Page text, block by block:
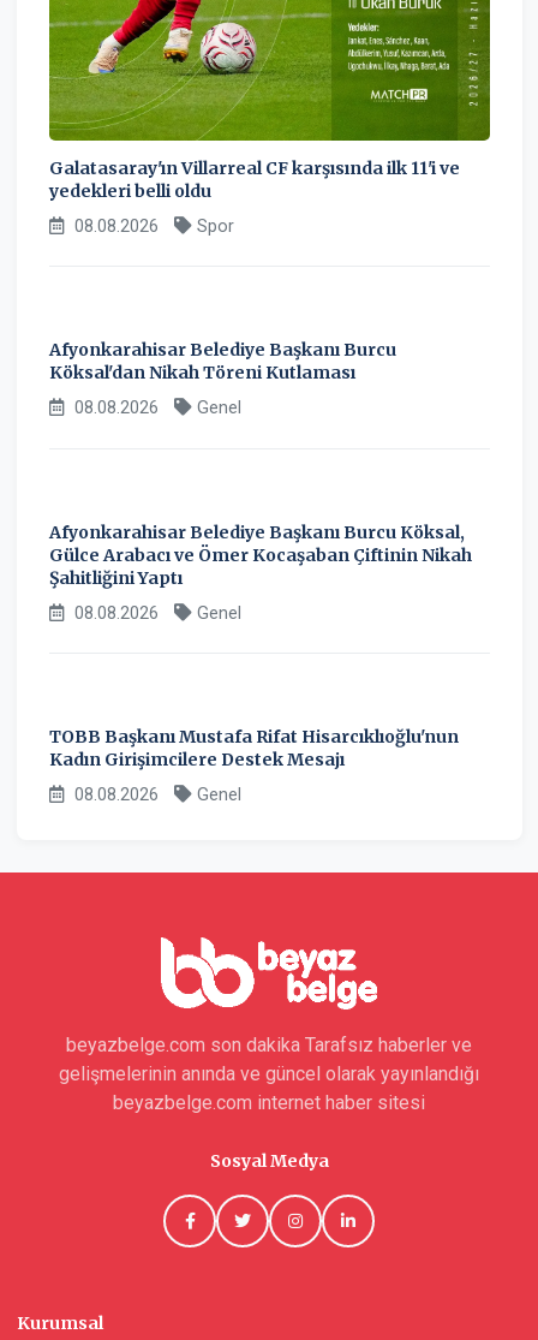
Galatasaray'ın Villarreal CF karşısında ilk 11'i ve
yedekleri belli oldu
08.08.2026 Spor
Afyonkarahisar Belediye Başkanı Burcu
Köksal'dan Nikah Töreni Kutlaması
08.08.2026 Genel
Afyonkarahisar Belediye Başkanı Burcu Köksal,
Gülce Arabacı ve Ömer Kocaşaban Çiftinin Nikah
Şahitliğini Yaptı
08.08.2026 Genel
TOBB Başkanı Mustafa Rifat Hisarcıklıoğlu'nun
Kadın Girişimcilere Destek Mesajı
08.08.2026 Genel
beyazbelge.com son dakika Tarafsız haberler ve
gelişmelerinin anında ve güncel olarak yayınlandığı
beyazbelge.com internet haber sitesi
Sosyal Medya
Kurumsal